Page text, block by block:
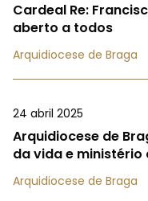
Cardeal Re:
aberto a todos
Arquidiocese de Braga
24 abril 2025
Arquidiocese de
da vida e ministério
Arquidiocese de Braga